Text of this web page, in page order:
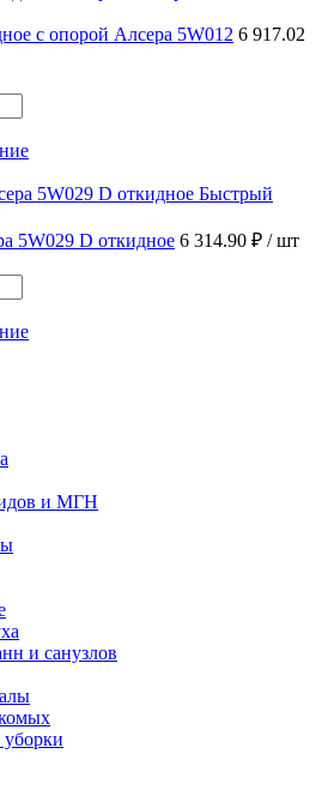
с опорой Алсера 5W012 6 917.02
Быстрый
5W029 D откидное 6 314.90 ₽ / шт
и МГН
и санузлов